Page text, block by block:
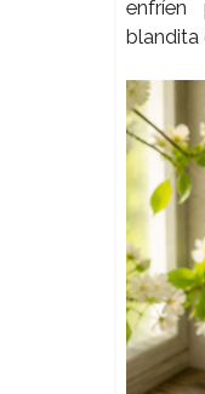
enfríen
blandita